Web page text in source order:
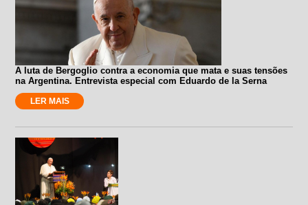
A luta de Bergoglio contra a economia que mata e suas tensões
na Argentina. Entrevista especial com Eduardo de la Serna
LER MAIS